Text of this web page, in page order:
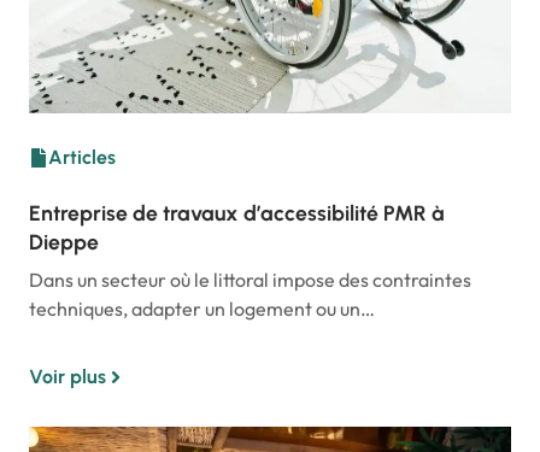
Articles
Entreprise de travaux d’accessibilité PMR à
Dieppe
Dans un secteur où le littoral impose des contraintes
techniques, adapter un logement ou un…
Voir plus